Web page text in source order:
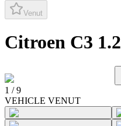
Venut
Citroen C3 1.2
1 /9
VEHICLE VENUT